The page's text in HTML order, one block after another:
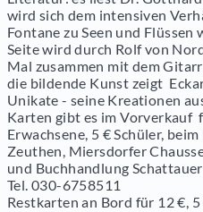
wird sich dem intensiven
Fontane zu Seen und Flüssen
Seite wird durch Rolf von
Mal zusammen mit dem
die bildende Kunst zeigt
Unikate - seine Kreationen
Karten gibt es im Vorverkauf
Erwachsene, 5 € Schüler,
Zeuthen, Miersdorfer
und Buchhandlung
Tel. 030-6758511
Restkarten an Bord für 12 €, 5